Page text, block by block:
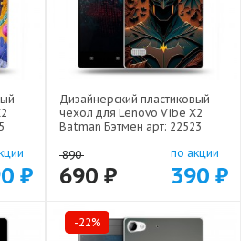
₽
Дизайнерский пластиковый
чехол для Lenovo Vibe X2
Batman Бэтмен арт: 22523
890
690 ₽
по акции
390 ₽
-22%